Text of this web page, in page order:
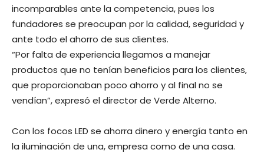
incomparables ante la competencia, pues los
fundadores se preocupan por la calidad, seguridad y
ante todo el ahorro de sus clientes.
“Por falta de experiencia llegamos a manejar
productos que no tenían beneficios para los clientes,
que proporcionaban poco ahorro y al final no se
vendían”, expresó el director de Verde Alterno.
Con los focos LED se ahorra dinero y energía tanto en
la iluminación de una, empresa como de una casa.